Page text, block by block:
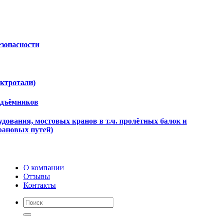
мостовых кранов в т.ч. пролётных балок и
путей)
О компании
Отзывы
Контакты